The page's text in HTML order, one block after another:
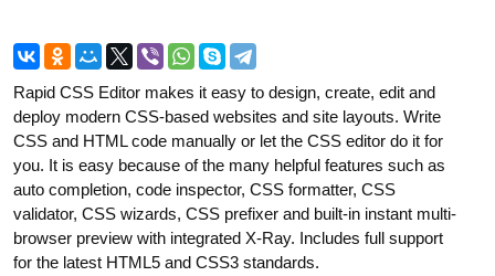
Rapid CSS Editor makes it easy to design, create, edit and
deploy modern CSS-based websites and site layouts. Write
CSS and HTML code manually or let the CSS editor do it for
you. It is easy because of the many helpful features such as
auto completion, code inspector, CSS formatter, CSS
validator, CSS wizards, CSS prefixer and built-in instant multi-
browser preview with integrated X-Ray. Includes full support
for the latest HTML5 and CSS3 standards.